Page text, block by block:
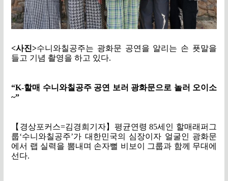
<사진>수니와칠공주는 광화문 공연을 알리는 손 푯말을
들고 기념 촬영을 하고 있다.
“K-할매 수니와칠공주 공연 보러 광화문으로 놀러 오이소
~”
【 경상포커스=김경희기자】 평균연령85세인 할매래퍼그
룹‘수니와칠공주’가 대한민국의 심장이자 얼굴인 광화문
에서 랩 실력을 뽐내며 손자뻘 비보이 그룹과 함께 무대에
선다.